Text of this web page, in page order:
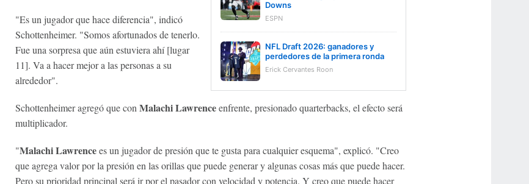
Downs
ESPN
NFL Draft 2026: ganadores y
perdedores de la primera ronda
Erick Cervantes Roon
"Es un jugador que hace diferencia", indicó
Schottenheimer. "Somos afortunados de tenerlo.
Fue una sorpresa que aún estuviera ahí [lugar
11]. Va a hacer mejor a las personas a su
alrededor".
Schottenheimer agregó que conMalachi Lawrenceenfrente, presionado quarterbacks, el efecto será
multiplicador.
"Malachi Lawrencees un jugador de presión que te gusta para cualquier esquema", explicó. "Creo
que agrega valor por la presión en las orillas que puede generar y algunas cosas más que puede hacer.
Pero su prioridad principal será ir por el pasador con velocidad y potencia. Y creo que puede hacer